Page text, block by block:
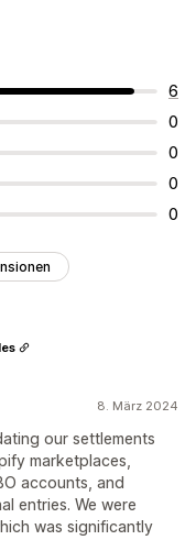
6
0
0
0
0
8. März 2024
our settlements
marketplaces,
accounts, and
entries. We were
was significantly